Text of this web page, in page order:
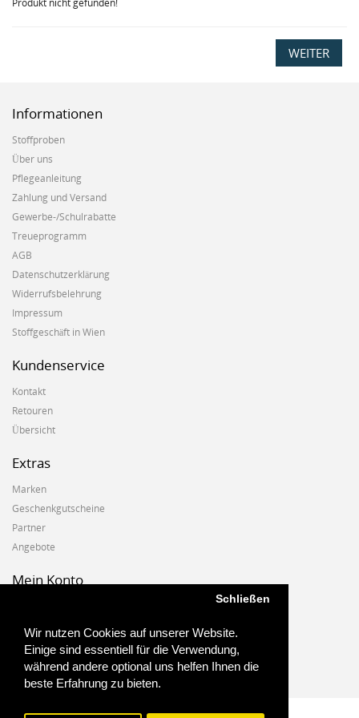
Wir nutzen Cookies auf unserer Website.
Einige sind essentiell für die Verwendung,
während andere optional uns helfen Ihnen die
beste Erfahrung zu bieten.
Schließen
Produkt nicht gefunden!
WEITER
Informationen
Stoffproben
Über uns
Pflegeanleitung
Zahlung und Versand
Gewerbe-/Schulrabatte
Treueprogramm
AGB
Datenschutzerklärung
Widerrufsbelehrung
Impressum
Stoffgeschäft in Wien
Kundenservice
Kontakt
Retouren
Übersicht
Extras
Marken
Geschenkgutscheine
Partner
Angebote
Mein Konto
Auftragshistorie
Wunschzettel
Newsletter